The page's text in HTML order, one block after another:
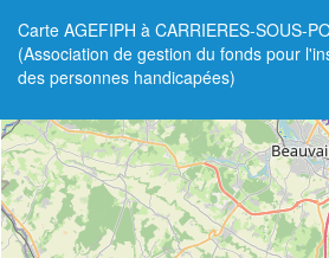
Carte AGEFIPH à CARRIERES-SOUS-
(Association de gestion du fonds pour
des personnes handicapées)
+
−